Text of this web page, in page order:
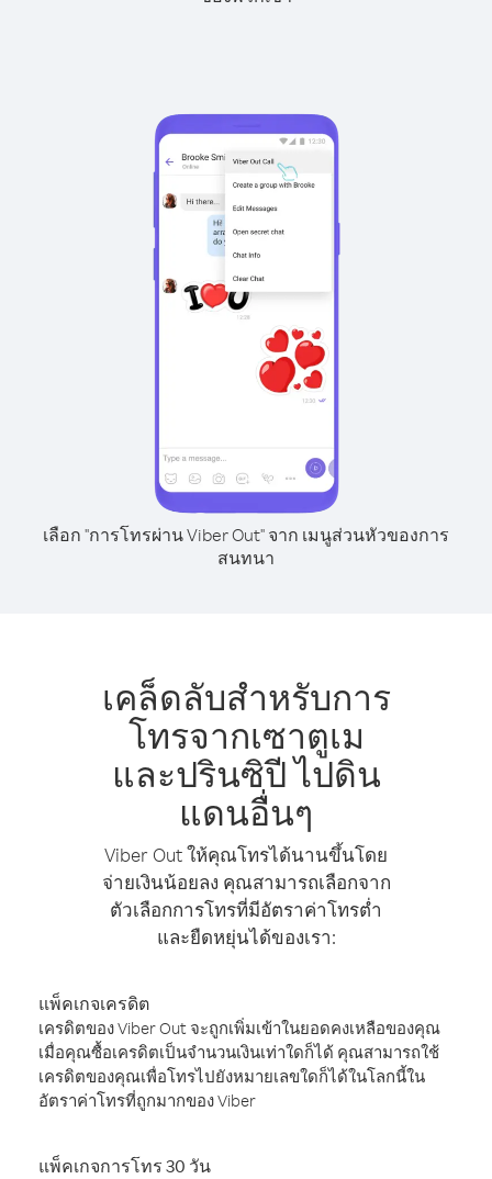
เลือก "การโทรผ่าน Viber Out" จาก เมนูส่วนหัวของการ
สนทนา
เคล็ดลับสำหรับการ
โทรจากเซาตูเม
และปรินซิปี ไปดิน
แดนอื่นๆ
Viber Out ให้คุณโทรได้นานขึ้นโดย
จ่ายเงินน้อยลง คุณสามารถเลือกจาก
ตัวเลือกการโทรที่มีอัตราค่าโทรต่ำ
และยืดหยุ่นได้ของเรา:
แพ็คเกจเครดิต
เครดิตของ Viber Out จะถูกเพิ่มเข้าในยอดคงเหลือของคุณ
เมื่อคุณซื้อเครดิตเป็นจำนวนเงินเท่าใดก็ได้ คุณสามารถใช้
เครดิตของคุณเพื่อโทรไปยังหมายเลขใดก็ได้ในโลกนี้ใน
อัตราค่าโทรที่ถูกมากของ Viber
แพ็คเกจการโทร 30 วัน